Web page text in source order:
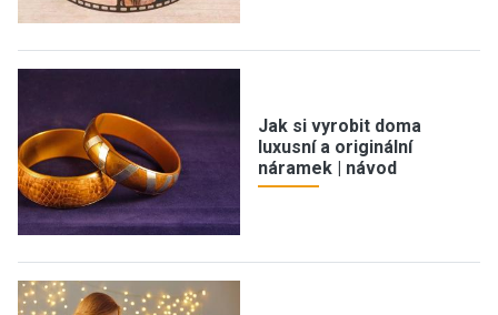
Jak si vyrobit doma
luxusní a originální
náramek | návod